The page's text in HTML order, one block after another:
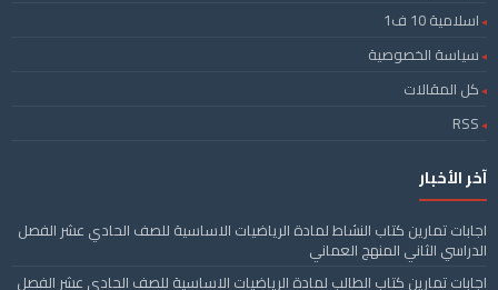
اسلامية 10 ف1
سياسة الخصوصية
كل المقالات
RSS
آخر الأخبار
اجابات تمارين كتاب النشاط لمادة الرياضيات الاساسية للصف الحادي عشر الفصل
الدراسي الثاني المنهج العماني
اجابات تمارين كتاب الطالب لمادة الرياضيات الاساسية للصف الحادي عشر الفصل